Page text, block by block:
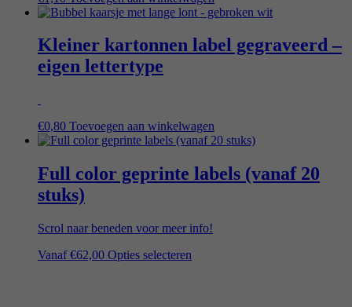
Kleiner kartonnen label gegraveerd –
eigen lettertype
€0,80 Toevoegen aan winkelwagen
Full color geprinte labels (vanaf 20
stuks)
Scrol naar beneden voor meer info!
Vanaf€62,00 Opties selecteren